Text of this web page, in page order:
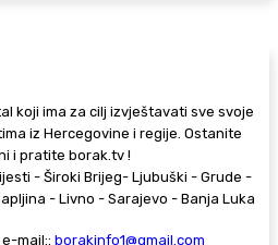
koji ima za cilj izvještavati sve svoje
iz Hercegovine i regije. Ostanite
i pratite borak.tv !
- Široki Brijeg- Ljubuški - Grude -
- Livno - Sarajevo - Banja Luka
mail:: borakinfo1@gmail.com